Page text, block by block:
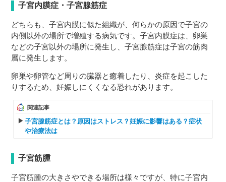
子宮内膜症・子宮腺筋症
どちらも、子宮内膜に似た組織が、何らかの原因で子宮の
内側以外の場所で増殖する病気です。子宮内膜症は、卵巣
などの子宮以外の場所に発生し、子宮腺筋症は子宮の筋肉
層に発生します。
卵巣や卵管など周りの臓器と癒着したり、炎症を起こした
りするため、妊娠しにくくなる恐れがあります。
関連記事
子宮腺筋症とは？原因はストレス？妊娠に影響はある？症状
や治療法は
子宮筋腫
子宮筋腫の大きさやできる場所は様々ですが、特に子宮内